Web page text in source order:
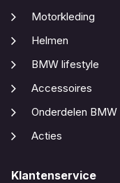
Motorkleding
Helmen
BMW lifestyle
Accessoires
Onderdelen BMW
Acties
Klantenservice